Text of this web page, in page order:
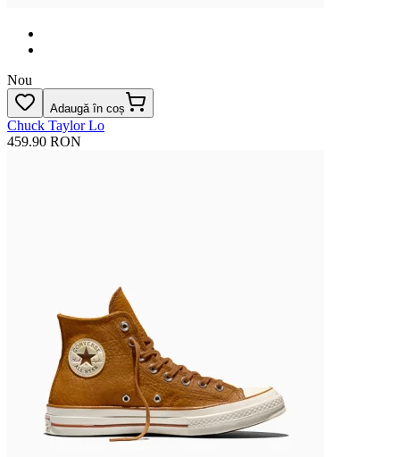
Nou
Adaugă în coș
Chuck Taylor Lo
459.90 RON